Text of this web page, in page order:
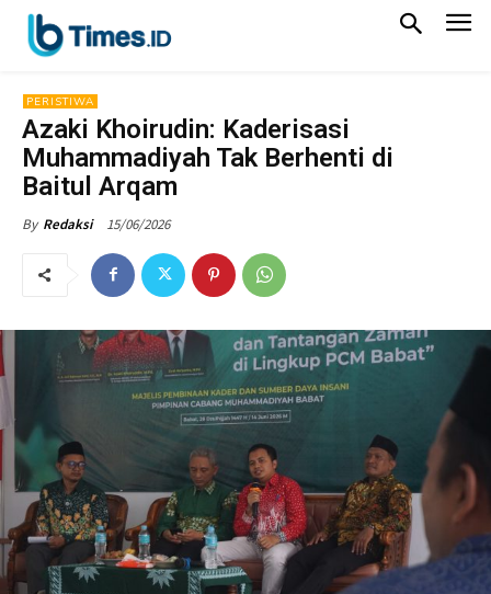
PERISTIWA
Azaki Khoirudin: Kaderisasi
Muhammadiyah Tak Berhenti di
Baitul Arqam
By Redaksi 15/06/2026